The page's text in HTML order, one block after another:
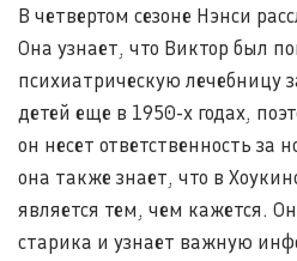
В четвертом сезоне Нэнси
Она узнает, что Виктор был
психиатрическую лечебницу
детей еще в 1950-х годах,
он несет ответственность за
она также знает, что в
является тем, чем кажется.
старика и узнает важную